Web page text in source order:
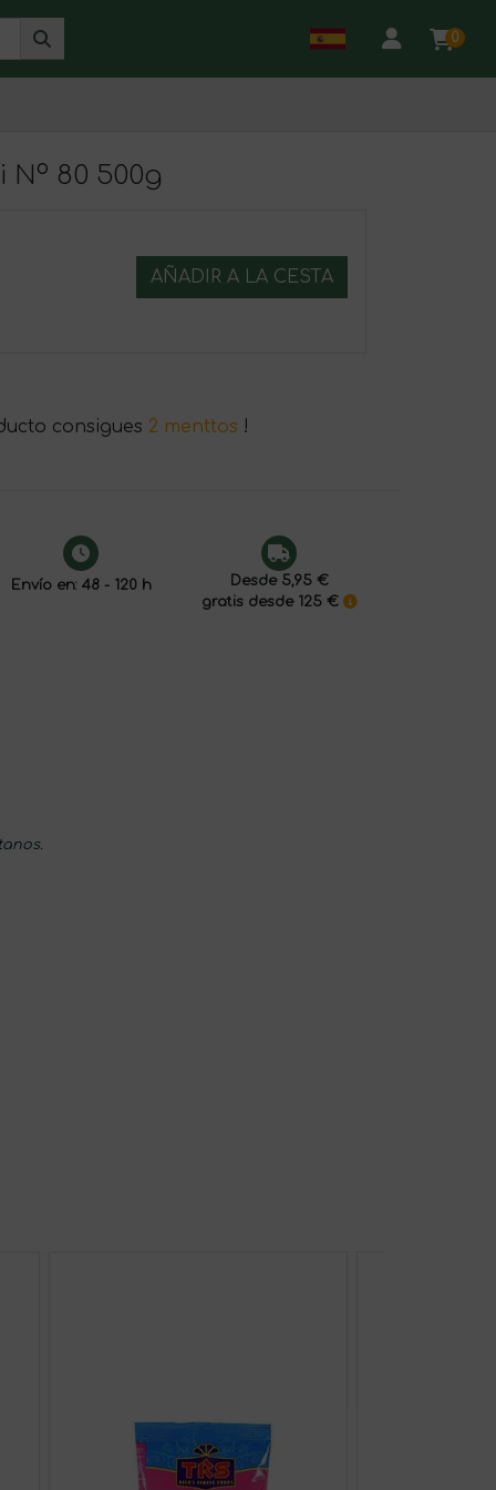
0
80 500g
AÑADIR A LA CESTA
consigues 2 menttos !
Envío en: 48 - 120 h
Desde 5,95 €
gratis desde 125 €